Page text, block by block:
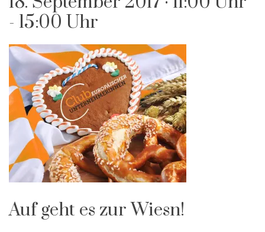
- 15:00 Uhr
Auf geht es zur Wiesn!